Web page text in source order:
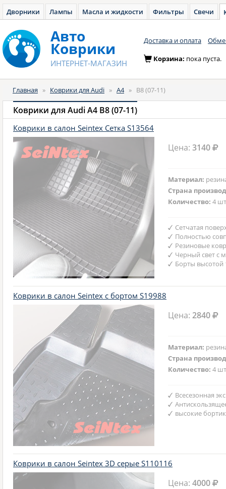
Дворники Лампы Масла и жидкости Фильтры Свечи
Авто
Коврики
ИНТЕРНЕТ-МАГАЗИН
Доставка и оплата
Корзина: пока пуста.
Главная » Коврики для Audi » A4 » B8 (07-11)
Коврики для Audi A4 B8 (07-11)
Коврики в салон Seintex Сетка S13564
Цена:3140
Материал:
Страна
Количество:4
Сетчатая
Полностью
Резиновые
Черный свет с
Борты
Коврики в салон Seintex с бортом S19988
Цена:2840
Материал:
Страна
Количество:4
Всесезонная
высокие
Коврики в салон Seintex 3D серые S110116
Цена:4000